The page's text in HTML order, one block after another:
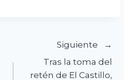
Siguiente
Tras la toma del
retén de El Castillo,